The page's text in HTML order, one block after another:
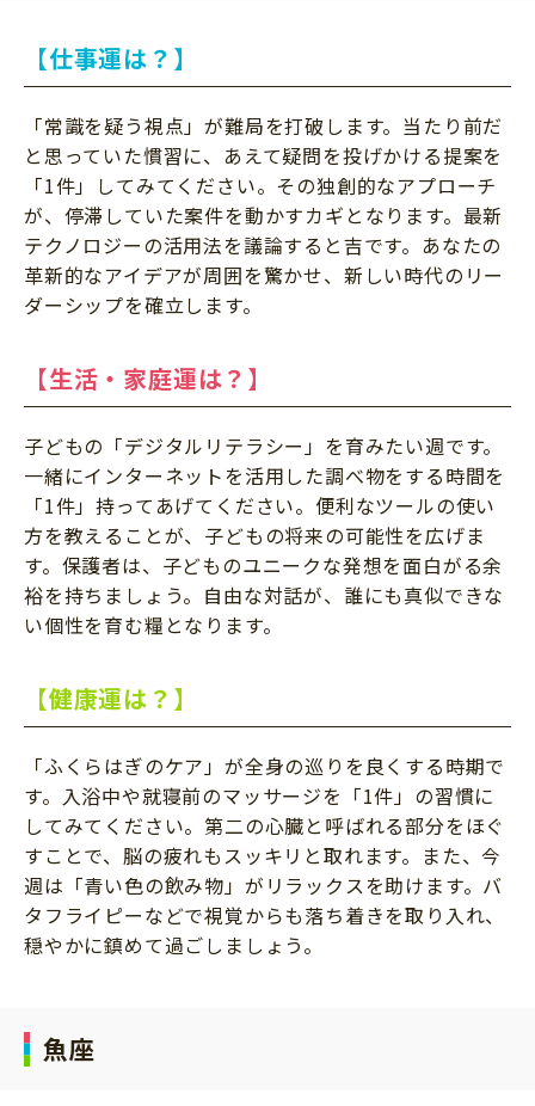
【仕事運は？】
「常識を疑う視点」が難局を打破します。当たり前だ
と思っていた慣習に、あえて疑問を投げかける提案を
「1件」してみてください。その独創的なアプローチ
が、停滞していた案件を動かすカギとなります。最新
テクノロジーの活用法を議論すると吉です。あなたの
革新的なアイデアが周囲を驚かせ、新しい時代のリー
ダーシップを確立します。
【生活・家庭運は？】
子どもの「デジタルリテラシー」を育みたい週です。
一緒にインターネットを活用した調べ物をする時間を
「1件」持ってあげてください。便利なツールの使い
方を教えることが、子どもの将来の可能性を広げま
す。保護者は、子どものユニークな発想を面白がる余
裕を持ちましょう。自由な対話が、誰にも真似できな
い個性を育む糧となります。
【健康運は？】
「ふくらはぎのケア」が全身の巡りを良くする時期で
す。入浴中や就寝前のマッサージを「1件」の習慣に
してみてください。第二の心臓と呼ばれる部分をほぐ
すことで、脳の疲れもスッキリと取れます。また、今
週は「青い色の飲み物」がリラックスを助けます。バ
タフライピーなどで視覚からも落ち着きを取り入れ、
穏やかに鎮めて過ごしましょう。
魚座